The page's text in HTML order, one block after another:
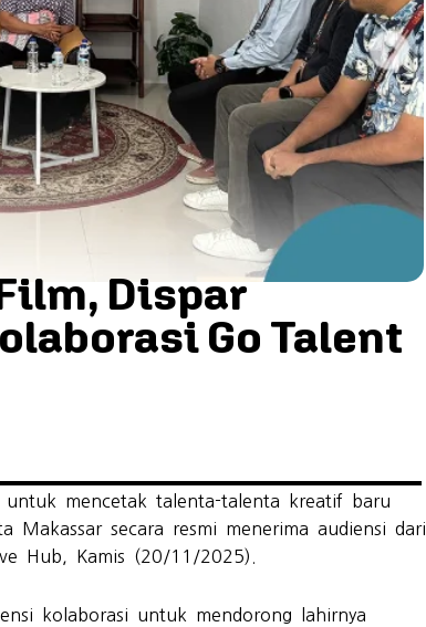
Dispar
Go Talent
untuk mencetak talenta-talenta kreatif baru
Makassar secara resmi menerima audiensi dari
Hub, Kamis (20/11/2025).
kolaborasi untuk mendorong lahirnya